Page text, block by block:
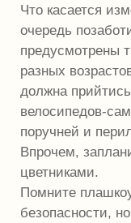
Что касается
очередь
предусмотрены
разных
должна
велосипедов-
поручней и
Впрочем,
цветниками.
Помните
безопасности,